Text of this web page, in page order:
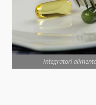
Integratori